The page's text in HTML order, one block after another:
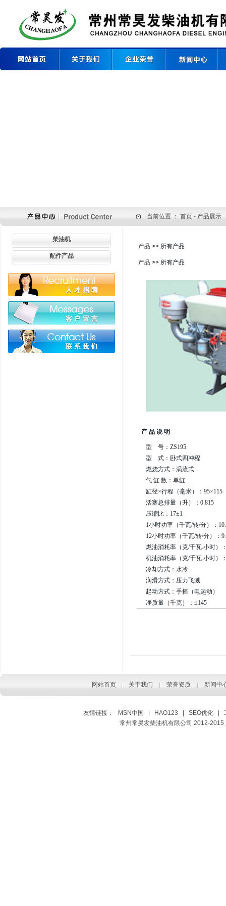
当前位置 ： 首页 - 产品展示
柴油机
配件产品
产品 >> 所有产品
产品 >> 所有产品
产 品 说 明
型 号：ZS195
型 式：卧式四冲程
燃烧方式：涡流式
气 缸 数：单缸
缸径×行程（毫米）：95×115
活塞总排量（升）：0.815
压缩比：17±1
1小时功率（千瓦/转/分）：
12小时功率（千瓦/转/分）：
燃油消耗率（克/千瓦.小时）
机油消耗率（克/千瓦.小时）
冷却方式：水冷
润滑方式：压力飞溅
起动方式：手摇（电起动）
净质量（千克）：≤145
网站首页 关于我们 荣誉资质 新闻中
友情链接： MSN中国 HAO123 SEO优化|
常州常昊发柴油机有限公司 2012-